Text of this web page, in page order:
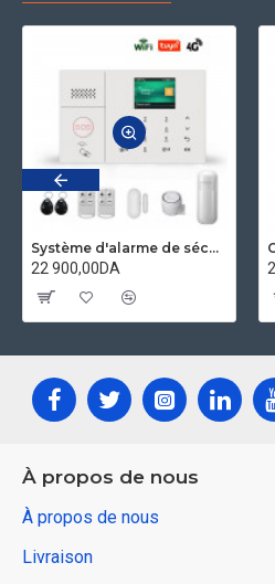
Système d'alarme de sécurité domestique wifi GSM 4G Application tuya compatible Alexa et googleHome
22 900,00DA
À propos de nous
À propos de nous
Livraison